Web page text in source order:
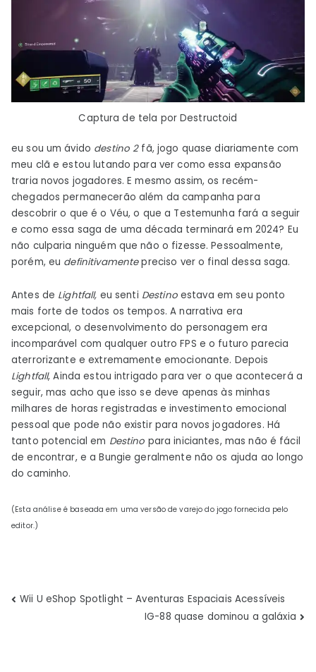
Captura de tela por Destructoid
eu sou um ávido destino 2fã, jogo quase diariamente com
meu clã e estou lutando para ver como essa expansão
traria novos jogadores. E mesmo assim, os recém-
chegados permanecerão além da campanha para
descobrir o que é o Véu, o que a Testemunha fará a seguir
e como essa saga de uma década terminará em 2024? Eu
não culparia ninguém que não o fizesse. Pessoalmente,
porém, eu definitivamentepreciso ver o final dessa saga.
Antes de Lightfall, eu senti Destinoestava em seu ponto
mais forte de todos os tempos. A narrativa era
excepcional, o desenvolvimento do personagem era
incomparável com qualquer outro FPS e o futuro parecia
aterrorizante e extremamente emocionante. Depois
Lightfall, Ainda estou intrigado para ver o que acontecerá a
seguir, mas acho que isso se deve apenas às minhas
milhares de horas registradas e investimento emocional
pessoal que pode não existir para novos jogadores. Há
tanto potencial em Destino para iniciantes, mas não é fácil
de encontrar, e a Bungie geralmente não os ajuda ao longo
do caminho.
(Esta análise é baseada em uma versão de varejo do jogo fornecida pelo
editor.)
Navegação
Wii U eShop Spotlight – Aventuras Espaciais Acessíveis
IG-88 quase dominou a galáxia